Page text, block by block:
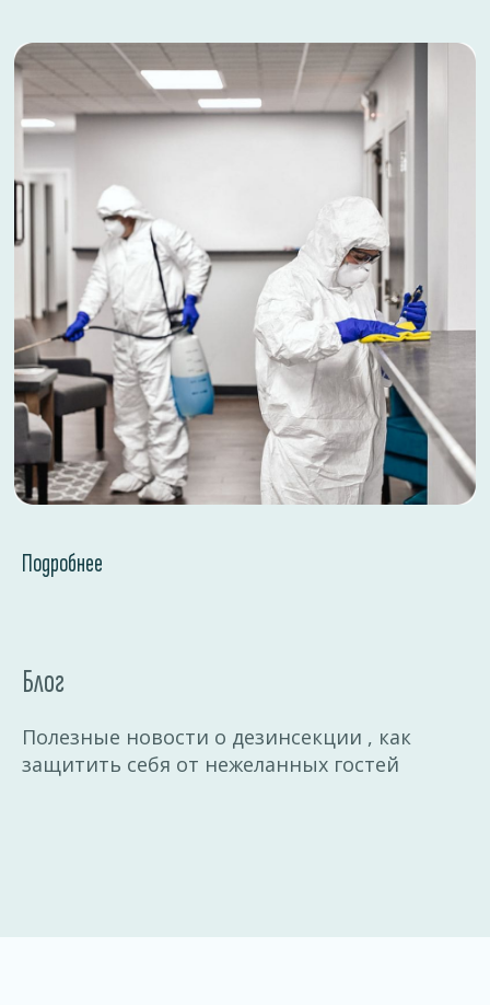
Подробнее
Блог
Полезные новости о дезинсекции , как
защитить себя от нежеланных гостей